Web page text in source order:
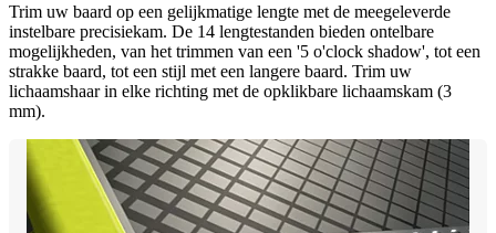
Trim uw baard op een gelijkmatige lengte met de meegeleverde
instelbare precisiekam. De 14 lengtestanden bieden ontelbare
mogelijkheden, van het trimmen van een '5 o'clock shadow', tot een
strakke baard, tot een stijl met een langere baard. Trim uw
lichaamshaar in elke richting met de opklikbare lichaamskam (3
mm).